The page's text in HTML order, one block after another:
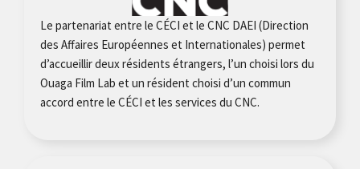
Le partenariat entre le CÉCI et le CNC DAEI (Direction
des Affaires Européennes et Internationales) permet
d’accueillir deux résidents étrangers, l’un choisi lors du
Ouaga Film Lab et un résident choisi d’un commun
accord entre le CÉCI et les services du CNC.